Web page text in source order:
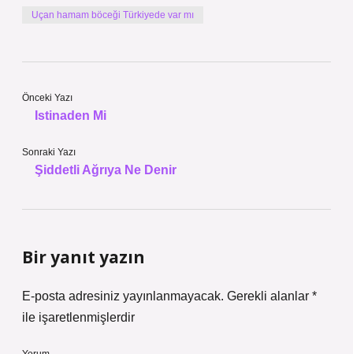
Uçan hamam böceği Türkiyede var mı
Önceki Yazı
Istinaden Mi
Sonraki Yazı
Şiddetli Ağrıya Ne Denir
Bir yanıt yazın
E-posta adresiniz yayınlanmayacak. Gerekli alanlar *
ile işaretlenmişlerdir